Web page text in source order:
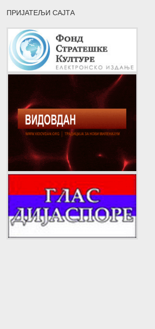
ПРИЈАТЕЉИ САЈТА